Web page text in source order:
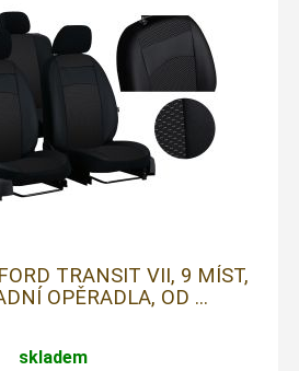
TRANSIT VII, 9 MÍST,
OPĚRADLA, OD ...
skladem